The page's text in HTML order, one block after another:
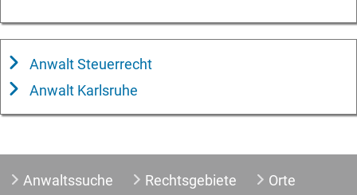
Anwalt Steuerrecht
Anwalt Karlsruhe
Anwaltssuche Rechtsgebiete Orte